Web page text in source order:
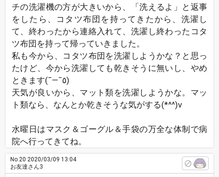
チの洗濯機の方が大きいから、「洗えるよ」と返事
をしたら、コタツ布団を持ってきたから、洗濯し
て、終わったから連絡入れて、洗濯し終わったコタ
ツ布団を持って帰っていきました。
私も今から、コタツ布団を洗濯しようかな？と思っ
たけど、今から洗濯しても乾きそうに無いし、やめ
ときます(¯―¯٥)
天気が良いから、マット類を洗濯しようかな。マッ
ト類なら、なんとか乾きそうな気がする(*^^)v
水曜日はマスク＆ゴーグル＆手袋の万全な体制で病
院へ行ってきてね。
No.20 2020/03/09 13:04
お友達さん3